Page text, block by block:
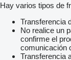
Hay varios tipos de
Transferencia
No realice un
confirme el
comunicación
Transferencia